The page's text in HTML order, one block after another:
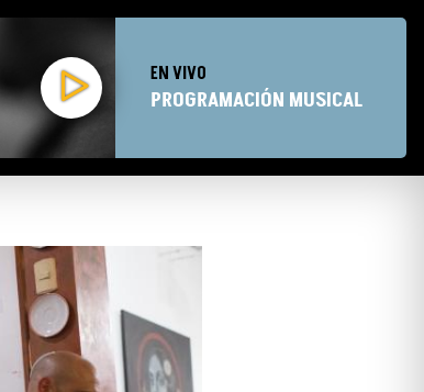
EN VIVO
PROGRAMACIÓN MUSICAL